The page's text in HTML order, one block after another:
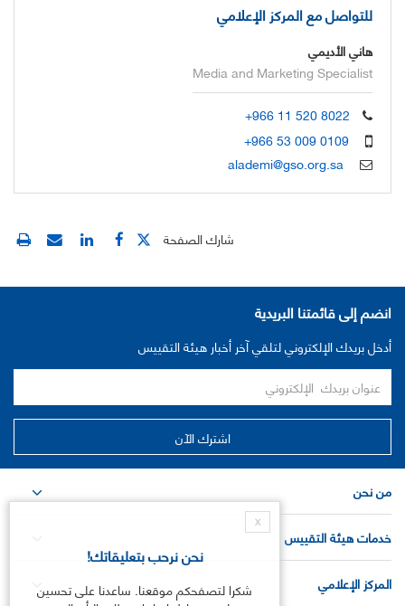
للتواصل مع المركز الإعلامي
هاني الأديمي
Media and Marketing Specialist
+966 11 520 8022
+966 53 009 0109
alademi@gso.org.sa
شارك الصفحة
انضم إلى قائمتنا البريدية
أدخل بريدك الإلكتروني لتلقي آخر أخبار هيئة التقييس
من نحن
خدمات هيئة التقييس
المركز الإعلامي
X
نحن نرحب بتعليقاتك!
شكرا لتصفحكم موقعنا. ساعدنا على تحسين